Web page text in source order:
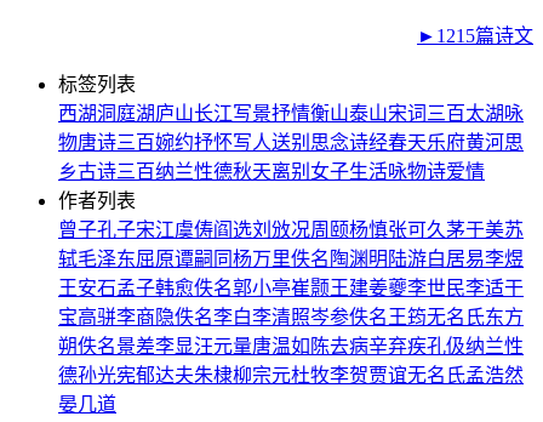
►1215篇诗文
标签列表
西湖洞庭湖庐山长江写景抒情衡山泰山宋词三百太湖 咏
物唐诗三百婉约抒怀写人送别 思念诗经春天乐府黄河思
乡古诗三百纳兰性德秋天离别 女子生活咏物诗爱情
作者列表
曾子孔子宋江虞俦阎选刘攽况周颐杨慎张可久茅于美苏
轼毛泽东屈原谭嗣同杨万里佚名 陶渊明 陆游白居易李煜
王安石孟子韩愈佚名郭小亭崔颢王建姜夔李世民李适干
宝高骈李商隐佚名李白李清照岑参佚名 王筠无名氏东方
朔佚名景差李显汪元量唐温如 陈去病辛弃疾孔伋纳兰性
德孙光宪郁达夫朱棣柳宗元杜牧李贺贾谊无名氏孟浩然
晏几道